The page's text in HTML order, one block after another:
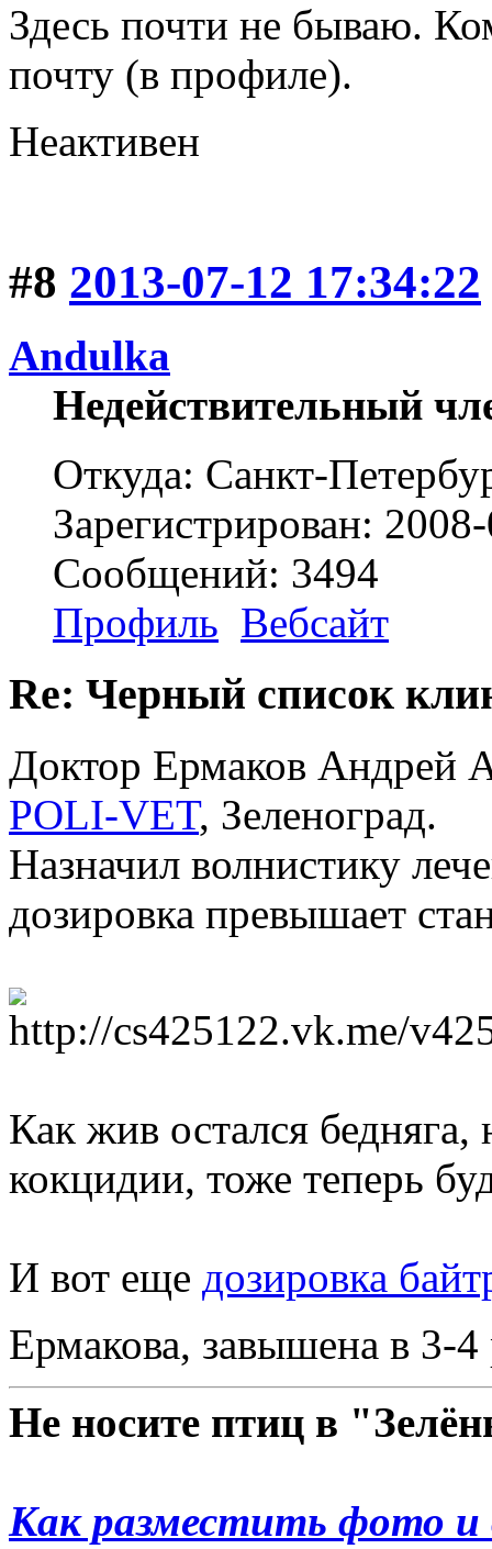
Здесь почти не бываю.
почту (в профиле).
Неактивен
#8 2013-07-12 17:34:22
Andulka
Недействительный
Откуда: Санкт-
Зарегистрирован:
Сообщений: 3494
Профиль Вебсайт
Re: Черный список
Доктор Ермаков Андрей
POLI-VET, Зеленоград.
Назначил волнистику
дозировка превышает
Как жив остался
кокцидии, тоже теперь
И вот еще дозировка
Ермакова, завышена в 3-
Не носите птиц в
Как разместить фото и